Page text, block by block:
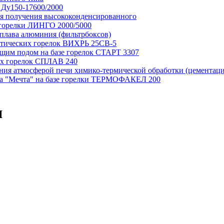
17600/2000
получения высококонденсированного
ЛИНГО 2000/5000
алюминия (фильтрбоксов)
горелок ВИХРЬ 25СВ-5
подом на базе горелок СТАРТ 3307
горелок СПЛАВ 240
атмосферой печи химико-термической обработки
"Мечта" на базе горелки ТЕРМОФАКЕЛ 200